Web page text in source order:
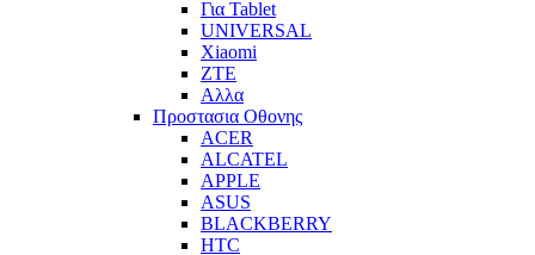
Για Tablet
UNIVERSAL
Xiaomi
ZTE
Αλλα
Προστασια Οθονης
ACER
ALCATEL
APPLE
ASUS
BLACKBERRY
HTC